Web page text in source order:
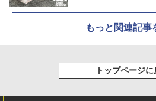
もっと関連記事
トップページに